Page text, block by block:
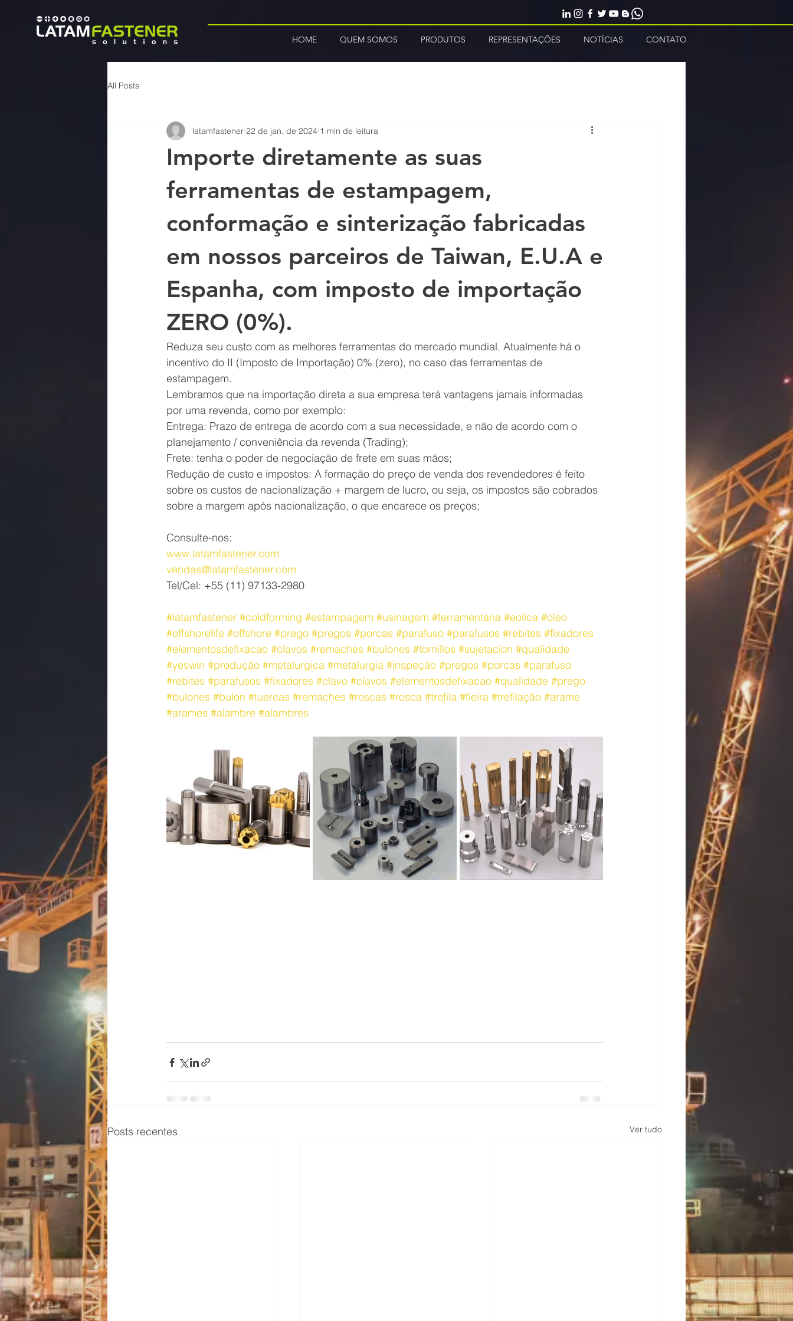
HOME QUEM SOMOS PRODUTOS REPRESENTAÇÕES NOTÍCIAS CONTATO
All Posts
Importe diretamente as suas
ferramentas de estampagem,
conformação e sinterização fabricadas
em nossos parceiros de Taiwan, E.U.A e
Espanha, com imposto de importação
ZERO (0%).
latamfastener 22 de jan. de 2024 1 min de leitura
Reduza seu custo com as melhores ferramentas do mercado mundial. Atualmente há o
incentivo do II (Imposto de Importação) 0% (zero), no caso das ferramentas de
estampagem.
Lembramos que na importação direta a sua empresa terá vantagens jamais informadas
por uma revenda, como por exemplo:
Entrega: Prazo de entrega de acordo com a sua necessidade, e não de acordo com o
planejamento / conveniência da revenda (Trading);
Frete: tenha o poder de negociação de frete em suas mãos;
Redução de custo e impostos: A formação do preço de venda dos revendedores é feito
sobre os custos de nacionalização + margem de lucro, ou seja, os impostos são cobrados
sobre a margem após nacionalização, o que encarece os preços;
Consulte-nos:
www.latamfastener.com
vendas@latamfastener.com
Tel/Cel: +55 (11) 97133-2980
#latamfastener #coldforming #estampagem #usinagem #ferramentaria #eolica #oleo
#offshorelife #offshore #prego #pregos #porcas #parafuso #parafusos #rebites #fixadores
#elementosdefixacao #clavos #remaches #bulones #tornillos #sujetacion #qualidade
#yeswin #produção #metalurgica #metalurgia #inspeção #pregos #porcas #parafuso
#rebites #parafusos #fixadores #clavo #clavos #elementosdefixacao #qualidade #prego
#bulones #bulon #tuercas #remaches #roscas #rosca #trefila #fieira #trefilação #arame
#arames #alambre #alambres
Posts recentes Ver tudo